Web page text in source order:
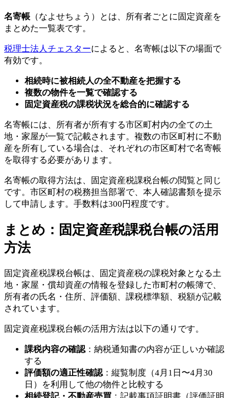
名寄帳 （なよせちょう）とは、所有者ごとに固定資産を
まとめた一覧表です。
税理士法人チェスターによると、名寄帳は以下の場面で
有効です。
相続時に被相続人の全不動産を把握する
複数の物件を一覧で確認する
固定資産税の課税状況を総合的に確認する
名寄帳には、所有者が所有する市区町村内の全ての土
地・家屋が一覧で記載されます。複数の市区町村に不動
産を所有している場合は、それぞれの市区町村で名寄帳
を取得する必要があります。
名寄帳の取得方法は、固定資産税課税台帳の閲覧と同じ
です。市区町村の税務担当部署で、本人確認書類を提示
して申請します。手数料は300円程度です。
まとめ：固定資産税課税台帳の活用
方法
固定資産税課税台帳は、固定資産税の課税対象となる土
地・家屋・償却資産の情報を登録した市町村の帳簿で、
所有者の氏名・住所、評価額、課税標準額、税額が記載
されています。
固定資産税課税台帳の活用方法は以下の通りです。
課税内容の確認：納税通知書の内容が正しいか確認
する
評価額の適正性確認：縦覧制度（4月1日〜4月30
日）を利用して他の物件と比較する